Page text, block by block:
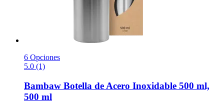
6 Opciones
5.0 (1)
Bambaw Botella de Acero Inoxidable 500 ml,
500 ml